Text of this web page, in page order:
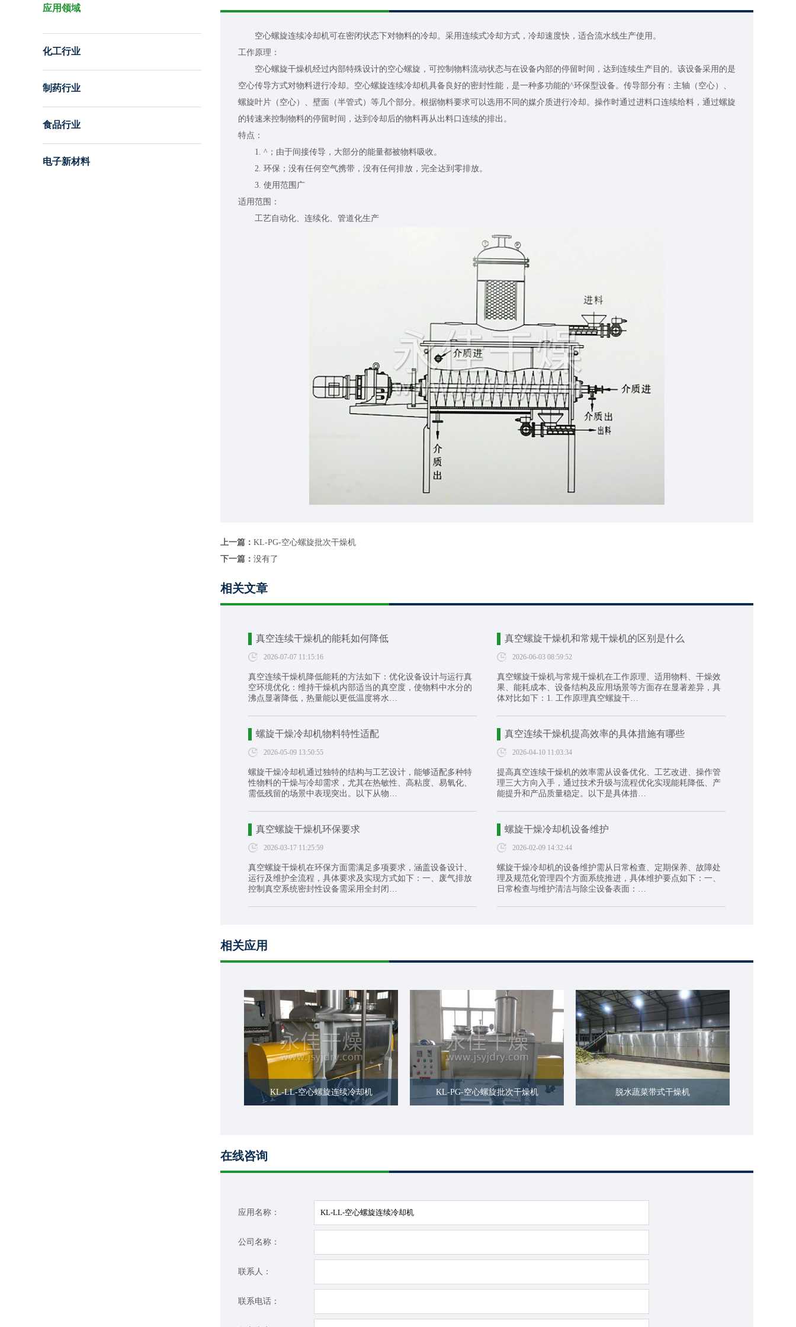
应用领域
化工行业
制药行业
食品行业
电子新材料
空心螺旋连续冷却机可在密闭状态下对物料的冷却。采用连续式冷却方式，冷却速度快，适合流水线生产使用。
工作原理：
空心螺旋干燥机经过内部特殊设计的空心螺旋，可控制物料流动状态与在设备内部的停留时间，达到连续生产目的。该设备采用的是
空心传导方式对物料进行冷却。空心螺旋连续冷却机具备良好的密封性能，是一种多功能的^环保型设备。传导部分有：主轴（空心）、
螺旋叶片（空心）、壁面（半管式）等几个部分。根据物料要求可以选用不同的媒介质进行冷却。操作时通过进料口连续给料，通过螺旋
的转速来控制物料的停留时间，达到冷却后的物料再从出料口连续的排出。
特点：
1. ^；由于间接传导，大部分的能量都被物料吸收。
2. 环保；没有任何空气携带，没有任何排放，完全达到零排放。
3. 使用范围广
适用范围：
工艺自动化、连续化、管道化生产
上一篇： KL-PG-空心螺旋批次干燥机
下一篇： 没有了
相关文章
真空连续干燥机的能耗如何降低
2026-07-07 11:15:16
真空连续干燥机降低能耗的方法如下：优化设备设计与运行真
空环境优化：维持干燥机内部适当的真空度，使物料中水分的
沸点显著降低，热量能以更低温度将水…
真空螺旋干燥机和常规干燥机的区别是什么
2026-06-03 08:59:52
真空螺旋干燥机与常规干燥机在工作原理、适用物料、干燥效
果、能耗成本、设备结构及应用场景等方面存在显著差异，具
体对比如下：1. 工作原理真空螺旋干…
螺旋干燥冷却机物料特性适配
2026-05-09 13:50:55
螺旋干燥冷却机通过独特的结构与工艺设计，能够适配多种特
性物料的干燥与冷却需求，尤其在热敏性、高粘度、易氧化、
需低残留的场景中表现突出。以下从物…
真空连续干燥机提高效率的具体措施有哪些
2026-04-10 11:03:34
提高真空连续干燥机的效率需从设备优化、工艺改进、操作管
理三大方向入手，通过技术升级与流程优化实现能耗降低、产
能提升和产品质量稳定。以下是具体措…
真空螺旋干燥机环保要求
2026-03-17 11:25:59
真空螺旋干燥机在环保方面需满足多项要求，涵盖设备设计、
运行及维护全流程，具体要求及实现方式如下：一、废气排放
控制真空系统密封性设备需采用全封闭…
螺旋干燥冷却机设备维护
2026-02-09 14:32:44
螺旋干燥冷却机的设备维护需从日常检查、定期保养、故障处
理及规范化管理四个方面系统推进，具体维护要点如下：一、
日常检查与维护清洁与除尘设备表面：…
相关应用
KL-LL-空心螺旋连续冷却机 KL-PG-空心螺旋批次干燥机 脱水蔬菜带式干燥机
在线咨询
应用名称：
公司名称：
联系人：
联系电话：